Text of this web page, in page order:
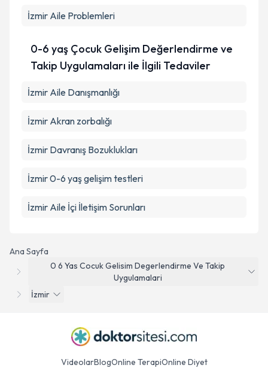
Ana Sayfa
0 6 Yas Cocuk Gelisim Degerlendirme Ve Takip
Uygulamalari
İzmir
İzmir Aile Problemleri
0-6 yaş Çocuk Gelişim Değerlendirme ve
Takip Uygulamaları ile İlgili Tedaviler
İzmir Aile Danışmanlığı
İzmir Akran zorbalığı
İzmir Davranış Bozuklukları
İzmir 0-6 yaş gelişim testleri
İzmir Aile İçi İletişim Sorunları
VideolarBlogOnline TerapiOnline Diyet